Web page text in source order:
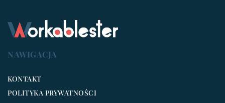
NAWIGACJA
KONTAKT
POLITYKA PRYWATNOŚCI